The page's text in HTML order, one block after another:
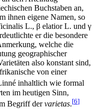
Buchstaben an,
ihnen eigene Namen, so
L., β elatior L. und γ
er die besondere
welche die
geographischer
also konstant sind,
von einer
inhaltlich wie formal
im heutigen Sinn,
Begriff dervarietas.[6]